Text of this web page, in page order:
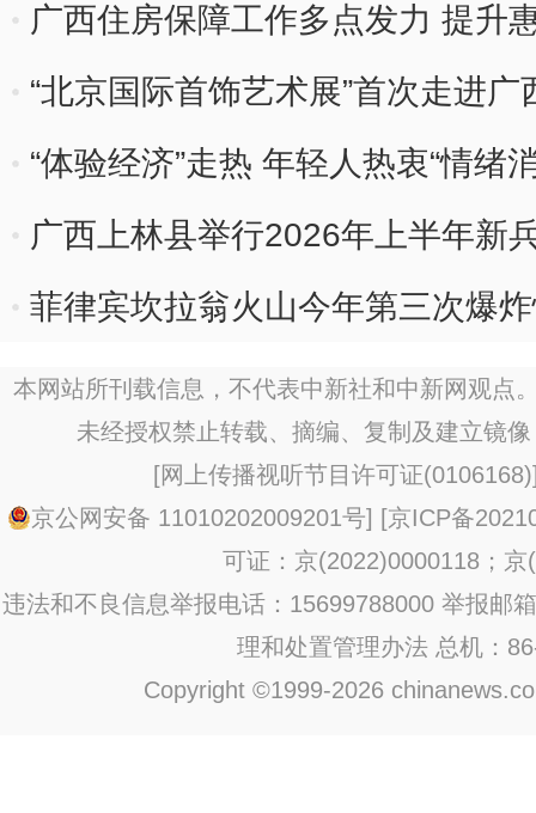
广西住房保障工作多点发力 提升
“北京国际首饰艺术展”首次走进广
“体验经济”走热 年轻人热衷“情绪
广西上林县举行2026年上半年新
菲律宾坎拉翁火山今年第三次爆
5000米
本网站所刊载信息，不代表中新社和中新网观点
未经授权禁止转载、摘编、复制及建立镜
[网上传播视听节目许可证(0106168)
京公网安备 11010202009201号] [京ICP备
可证：京(2022)0000118；京
违法和不良信息举报电话：15699788000 举报邮
理和处置管理办法 总机：
Copyright ©1999-2026